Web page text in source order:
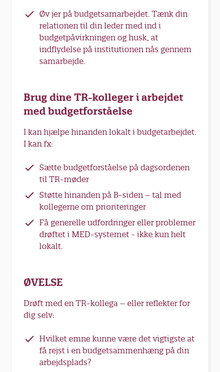
Øv jer på budgetsamarbejdet. Tænk din
relationen til din leder med ind i
budgetpåvirkningen og husk, at
indflydelse på institutionen nås gennem
samarbejde.
Brug dine TR-kolleger i arbejdet
med budgetforståelse
I kan hjælpe hinanden lokalt i budgetarbejdet.
I kan fx:
Sætte budgetforståelse på dagsordenen
til TR-møder
Støtte hinanden på B-siden – tal med
kollegerne om prioriteringer
Få generelle udfordringer eller problemer
drøftet i MED-systemet - ikke kun helt
lokalt.
ØVELSE
Drøft med en TR-kollega – eller reflekter for
dig selv:
Hvilket emne kunne være det vigtigste at
få rejst i en budgetsammenhæng på din
arbejdsplads?